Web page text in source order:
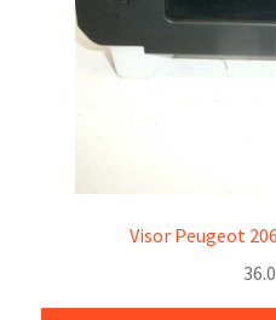
Visor Peugeot